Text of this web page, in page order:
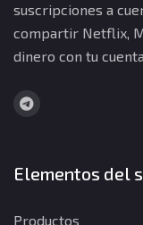
suscripciones a
compartir Netflix,
dinero con tu
Elementos del
Productos